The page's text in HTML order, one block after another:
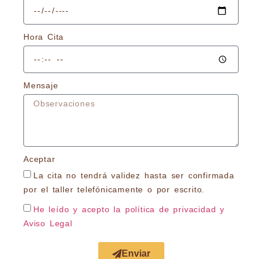
Hora Cita
Mensaje
Aceptar
La cita no tendrá validez hasta ser confirmada
por el taller telefónicamente o por escrito.
He leído y acepto la política de privacidad y
Aviso Legal
Enviar